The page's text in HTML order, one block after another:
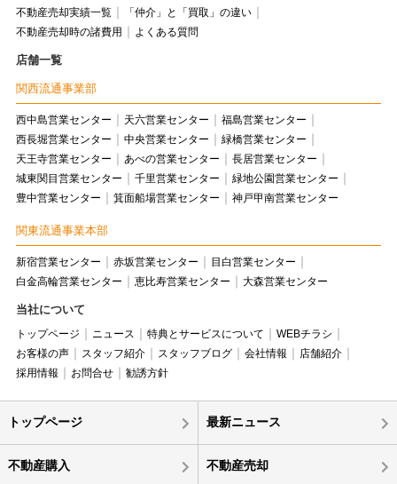
不動産売却実績一覧
「仲介」と「買取」の違い
不動産売却時の諸費用
よくある質問
店舗一覧
関西流通事業部
西中島営業センター 天六営業センター
福島営業センター
西長堀営業センター
中央営業センター
緑橋営業センター
天王寺営業センター
あべの営業センター
長居営業センター
城東関目営業センター
千里営業センター
緑地公園営業センター
豊中営業センター
箕面船場営業センター 神戸甲南営業センター
関東流通事業本部
新宿営業センター 赤坂営業センター
目白営業センター
白金高輪営業センター
恵比寿営業センター 大森営業センター
当社について
トップページ ニュース 特典とサービスについて
WEBチラシ
お客様の声
スタッフ紹介 スタッフブログ 会社情報
店舗紹介
採用情報
お問合せ 勧誘方針
トップページ 最新ニュース
不動産購入 不動産売却